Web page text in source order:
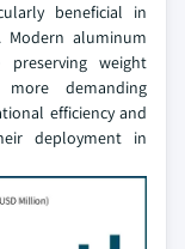
beneficial in
Modern aluminum
weight
demanding
efficiency and
deployment in